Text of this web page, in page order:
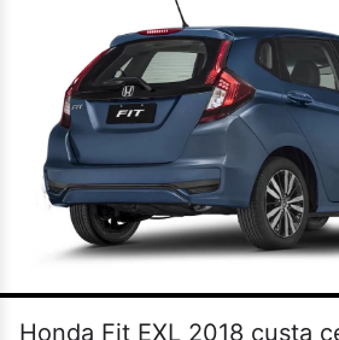
Honda Fit EXL 2018 custa